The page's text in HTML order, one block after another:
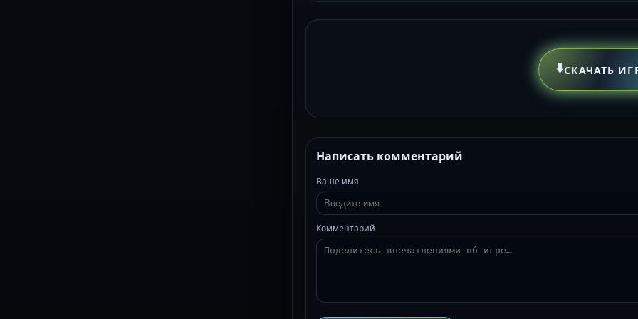
⬇️СКАЧАТЬ
Написать комментарий
Ваше имя
Комментарий